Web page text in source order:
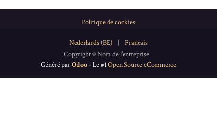
Politique de cookies
Copyright © Nom de l’entreprise
Nederlands (BE) Français
Généré parOdoo - Le #1Open Source eCommerce